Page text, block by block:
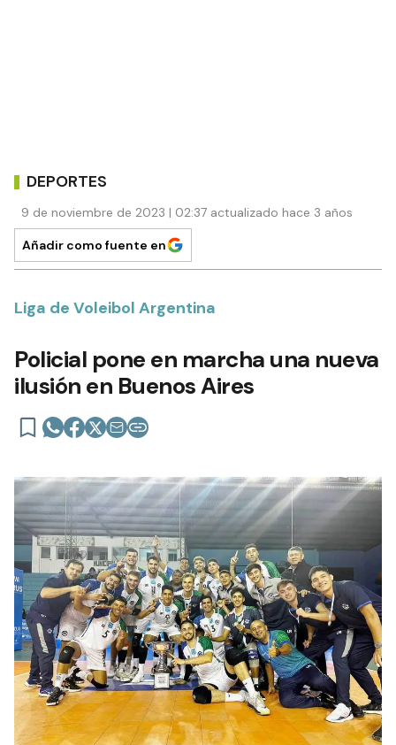
DEPORTES
9 de noviembre de 2023 | 02:37 actualizado hace 3 años
Añadir como fuente en
Liga de Voleibol Argentina
Policial pone en marcha una nueva
ilusión en Buenos Aires